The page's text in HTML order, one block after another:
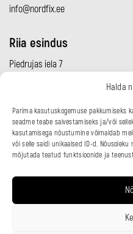
Halda
Parima kasutuskogemuse pakkumiseks
seadme teabe salvestamiseks ja/või
kasutamisega nõustumine võimaldab
või selle saidi unikaalsed ID-d.
mõjutada teatud funktsioonide ja
info@nordfix.ee
Riia esindus
Piedrujas iela 7
info@nordfix.lv